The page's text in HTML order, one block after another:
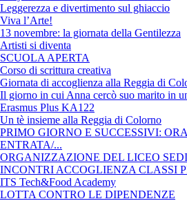
Leggerezza e divertimento sul ghiaccio
Viva l’Arte!
13 novembre: la giornata della Gentilezza
Artisti si diventa
SCUOLA APERTA
Corso di scrittura creativa
Giornata di accoglienza alla Reggia di
Il giorno in cui Anna cercò suo marito in
Erasmus Plus KA122
Un tè insieme alla Reggia di Colorno
PRIMO GIORNO E SUCCESSIVI:
ENTRATA/...
ORGANIZZAZIONE DEL LICEO
INCONTRI ACCOGLIENZA CLASSI
ITS Tech&Food Academy
LOTTA CONTRO LE DIPENDENZE